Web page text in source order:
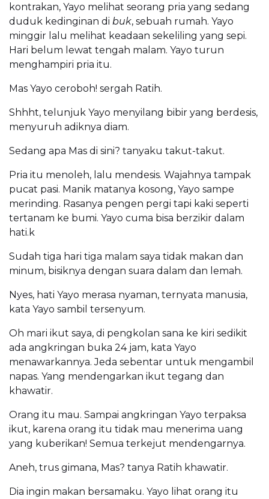
kontrakan, Yayo melihat seorang pria yang sedang
duduk kedinginan di buk, sebuah rumah. Yayo
minggir lalu melihat keadaan sekeliling yang sepi.
Hari belum lewat tengah malam. Yayo turun
menghampiri pria itu.
Mas Yayo ceroboh! sergah Ratih.
Shhht, telunjuk Yayo menyilang bibir yang berdesis,
menyuruh adiknya diam.
Sedang apa Mas di sini? tanyaku takut-takut.
Pria itu menoleh, lalu mendesis. Wajahnya tampak
pucat pasi. Manik matanya kosong, Yayo sampe
merinding. Rasanya pengen pergi tapi kaki seperti
tertanam ke bumi. Yayo cuma bisa berzikir dalam
hati.k
Sudah tiga hari tiga malam saya tidak makan dan
minum, bisiknya dengan suara dalam dan lemah.
Nyes, hati Yayo merasa nyaman, ternyata manusia,
kata Yayo sambil tersenyum.
Oh mari ikut saya, di pengkolan sana ke kiri sedikit
ada angkringan buka 24 jam, kata Yayo
menawarkannya. Jeda sebentar untuk mengambil
napas. Yang mendengarkan ikut tegang dan
khawatir.
Orang itu mau. Sampai angkringan Yayo terpaksa
ikut, karena orang itu tidak mau menerima uang
yang kuberikan! Semua terkejut mendengarnya.
Aneh, trus gimana, Mas? tanya Ratih khawatir.
Dia ingin makan bersamaku. Yayo lihat orang itu